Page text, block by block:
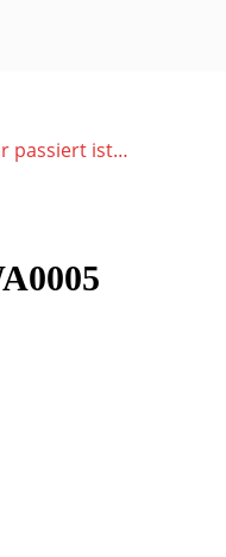
passiert ist…